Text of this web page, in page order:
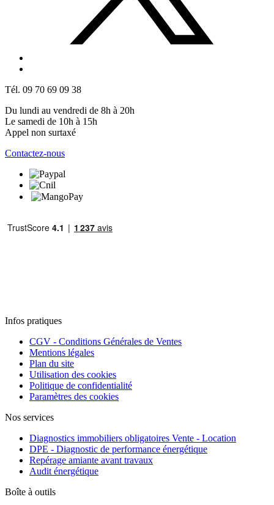
Tél. 09 70 69 09 38
Du lundi au vendredi de 8h à 20h
Le samedi de 10h à 15h
Appel non surtaxé
Contactez-nous
Infos pratiques
CGV - Conditions Générales de Ventes
Mentions légales
Plan du site
Utilisation des cookies
Politique de confidentialité
Paramètres des cookies
Nos services
Diagnostics immobiliers obligatoires Vente - Location
DPE - Diagnostic de performance énergétique
Repérage amiante avant travaux
Audit énergétique
Boîte à outils